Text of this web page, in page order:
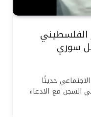
الفلسطيني
سوري
حديثًا
السجن مع الادعاء